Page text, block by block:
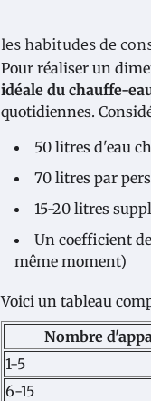
les habitudes de
Pour réaliser un
idéale du chauffe-
quotidiennes.
50 litres d'eau
70 litres par
15-20 litres
Un coefficient
même moment)
Voici un tableau
Nombre
1-5
6-15